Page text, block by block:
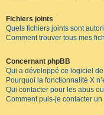
Fichiers joints
Quels fichiers joints sont
Comment trouver tous mes
Concernant phpBB
Qui a développé ce logiciel
Pourquoi la fonctionnalité X
Qui contacter pour les abus
Comment puis-je contacter